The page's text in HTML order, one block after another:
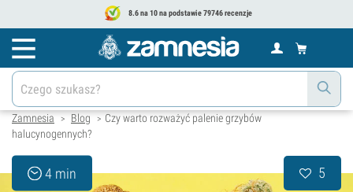
8.6 na 10 na podstawie 79746 recenzje
Zamnesia > Blog > Czy warto rozważyć palenie grzybów
halucynogennych?
4 min 5